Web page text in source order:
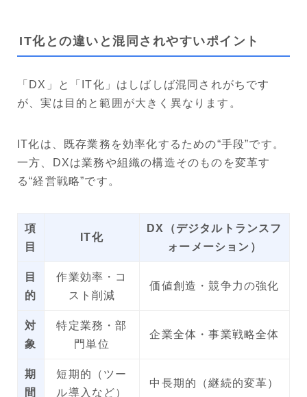
IT化との違いと混同されやすいポイント
「DX」と「IT化」はしばしば混同されがちです
が、実は目的と範囲が大きく異なります。
IT化は、既存業務を効率化するための“手段”です。
一方、DXは業務や組織の構造そのものを変革す
る“経営戦略”です。
項
目
IT化
DX（デジタルトランスフ
ォーメーション）
目
的
作業効率・コ
スト削減
価値創造・競争力の強化
対
象
特定業務・部
門単位
企業全体・事業戦略全体
期
間
短期的（ツー
ル導入など）
中長期的（継続的変革）